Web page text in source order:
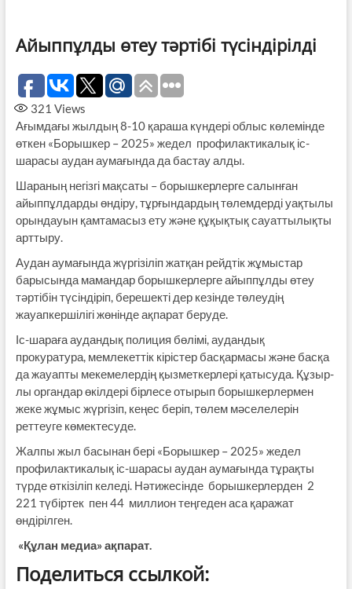
Айыппұлды өтеу тәртібі түсіндірілді
321 Views
Ағымдағы жылдың 8-10 қараша күндері облыс көлемінде
өткен «Борышкер – 2025» жедел­ профилактикалық іс-
шарасы аудан аумағында да бастау алды.
Шараның негізгі мақсаты – борышкерлерге салынған
айыппұлдарды өндіру, тұрғындардың төлемдерді уақтылы
орындауын қамтамасыз ету және құқықтық сауаттылықты
арттыру.
Аудан аумағында жүргізіліп жатқан рейдтік жұмыстар
барысында мамандар борышкерлерге айыппұлды өтеу
тәртібін түсіндіріп, берешекті дер кезінде төлеудің
жауапкершілігі жөнінде ақпарат беруде.
Іс-шараға аудандық полиция бөлімі, ау­дан­­дық
прокуратура, мемлекеттік кіріс­тер бас­қар­масы және басқа
да жауапты меке­ме­лердің қызмет­керлері қатысуда. Құзыр­
лы органдар өкілдері бірлесе отырып борыш­кер­лермен
жеке жұмыс жүргізіп, кеңес беріп, төлем мәселелерін
реттеуге көмектесуде.
Жалпы жыл басынан бері «Борышкер – 2025» жедел
профилактикалық іс-шарасы аудан ау­ма­­ғында тұрақты
түрде өткізіліп келеді. Нәтижесінде борышкерлерден 2
221 түбіртек пен 44 миллион теңгеден аса қаражат
өндіріл­ген.
«Құлан медиа» ақпарат.
Поделиться ссылкой: